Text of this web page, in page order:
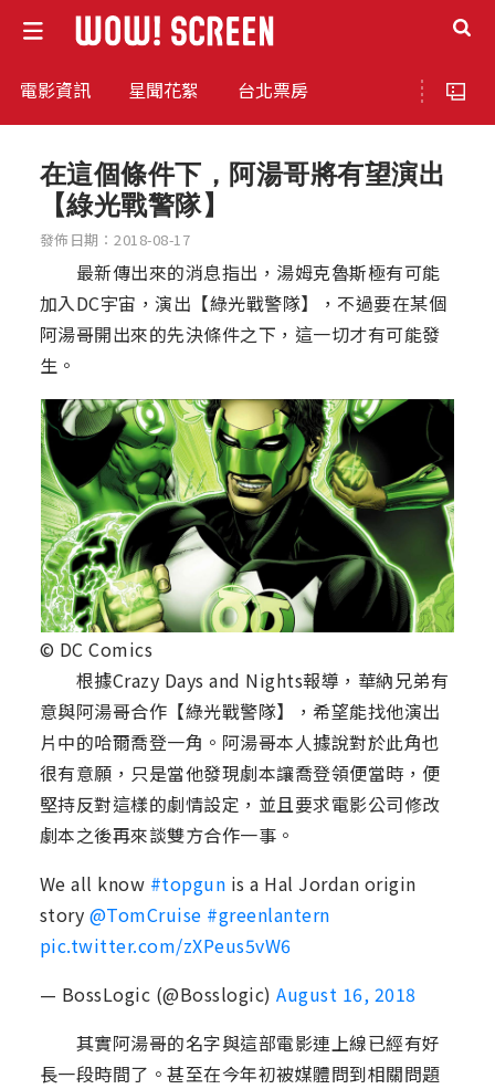
電影資訊 星聞花絮 台北票房
在這個條件下，阿湯哥將有望演出
【綠光戰警隊】
發佈日期：2018-08-17
最新傳出來的消息指出，湯姆克魯斯極有可能
加入DC宇宙，演出【綠光戰警隊】，不過要在某個
阿湯哥開出來的先決條件之下，這一切才有可能發
生。
© DC Comics
根據Crazy Days and Nights報導，華納兄弟有
意與阿湯哥合作【綠光戰警隊】，希望能找他演出
片中的哈爾喬登一角。阿湯哥本人據說對於此角也
很有意願，只是當他發現劇本讓喬登領便當時，便
堅持反對這樣的劇情設定，並且要求電影公司修改
劇本之後再來談雙方合作一事。
We all know #topgun is a Hal Jordan origin
story @TomCruise #greenlantern
pic.twitter.com/zXPeus5vW6
— BossLogic (@Bosslogic)August 16, 2018
其實阿湯哥的名字與這部電影連上線已經有好
長一段時間了。甚至在今年初被媒體問到相關問題